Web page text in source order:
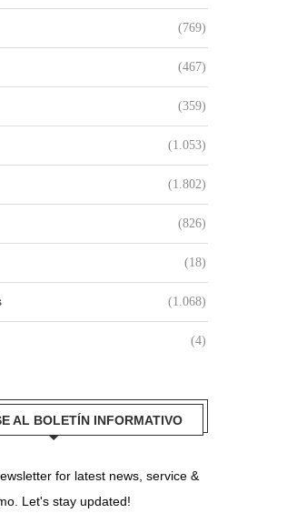
(769)
(467)
(359)
(1.053)
(1.802)
(826)
(18)
(1.068)
(4)
AL BOLETÍN INFORMATIVO
for latest news, service &
Let's stay updated!